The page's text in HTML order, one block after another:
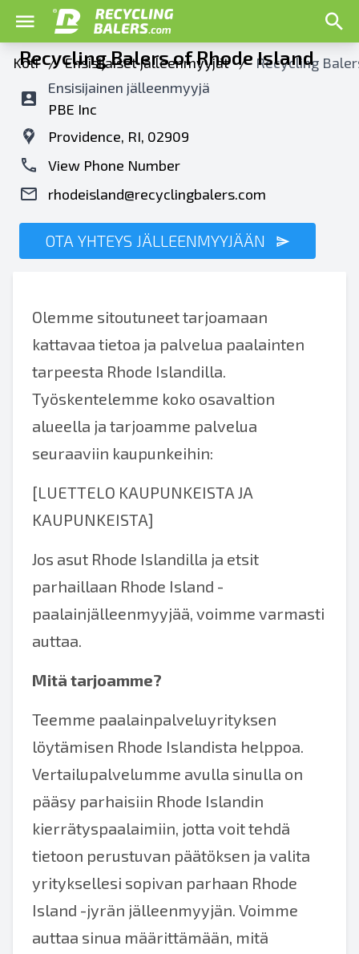
Koti / Ensisijaiset jälleenmyyjät / Recycling
Recycling Balers of Rhode Island
Ensisijainen jälleenmyyjä
PBE Inc
Providence, RI, 02909
View Phone Number
rhodeisland@recyclingbalers.com
OTA YHTEYS JÄLLEENMYYJÄÄN
Olemme sitoutuneet tarjoamaan
kattavaa tietoa ja palvelua paalainten
tarpeesta Rhode Islandilla.
Työskentelemme koko osavaltion
alueella ja tarjoamme palvelua
seuraaviin kaupunkeihin:
[LUETTELO KAUPUNKEISTA JA
KAUPUNKEISTA]
Jos asut Rhode Islandilla ja etsit
parhaillaan Rhode Island -
paalainjälleenmyyjää, voimme varmasti
auttaa.
Mitä tarjoamme?
Teemme paalainpalveluyrityksen
löytämisen Rhode Islandista helppoa.
Vertailupalvelumme avulla sinulla on
pääsy parhaisiin Rhode Islandin
kierrätyspaalaimiin, jotta voit tehdä
tietoon perustuvan päätöksen ja valita
yrityksellesi sopivan parhaan Rhode
Island -jyrän jälleenmyyjän. Voimme
auttaa sinua määrittämään, mitä